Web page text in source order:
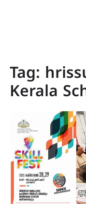
Tag:
Kerala